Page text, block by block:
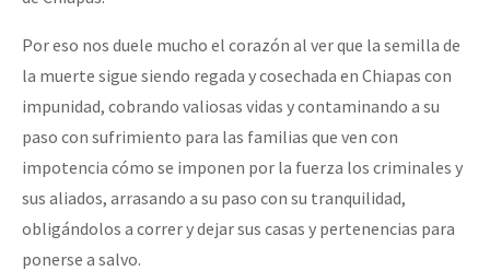
Por eso nos duele mucho el corazón al ver que la semilla de
la muerte sigue siendo regada y cosechada en Chiapas con
impunidad, cobrando valiosas vidas y contaminando a su
paso con sufrimiento para las familias que ven con
impotencia cómo se imponen por la fuerza los criminales y
sus aliados, arrasando a su paso con su tranquilidad,
obligándolos a correr y dejar sus casas y pertenencias para
ponerse a salvo.